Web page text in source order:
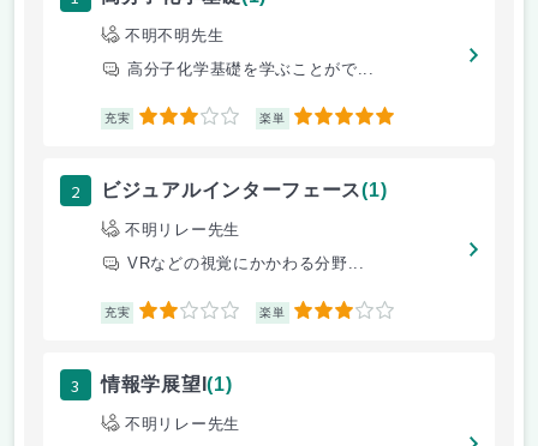
不明不明先生
高分子化学基礎を学ぶことがで...
充実 3 楽単 5
2 ビジュアルインターフェース(1)
不明リレー先生
VRなどの視覚にかかわる分野...
充実 2 楽単 3
3 情報学展望I(1)
不明リレー先生